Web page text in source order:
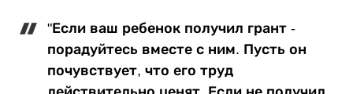
"Если ваш ребенок получил грант -
порадуйтесь вместе с ним. Пусть он
почувствует, что его труд